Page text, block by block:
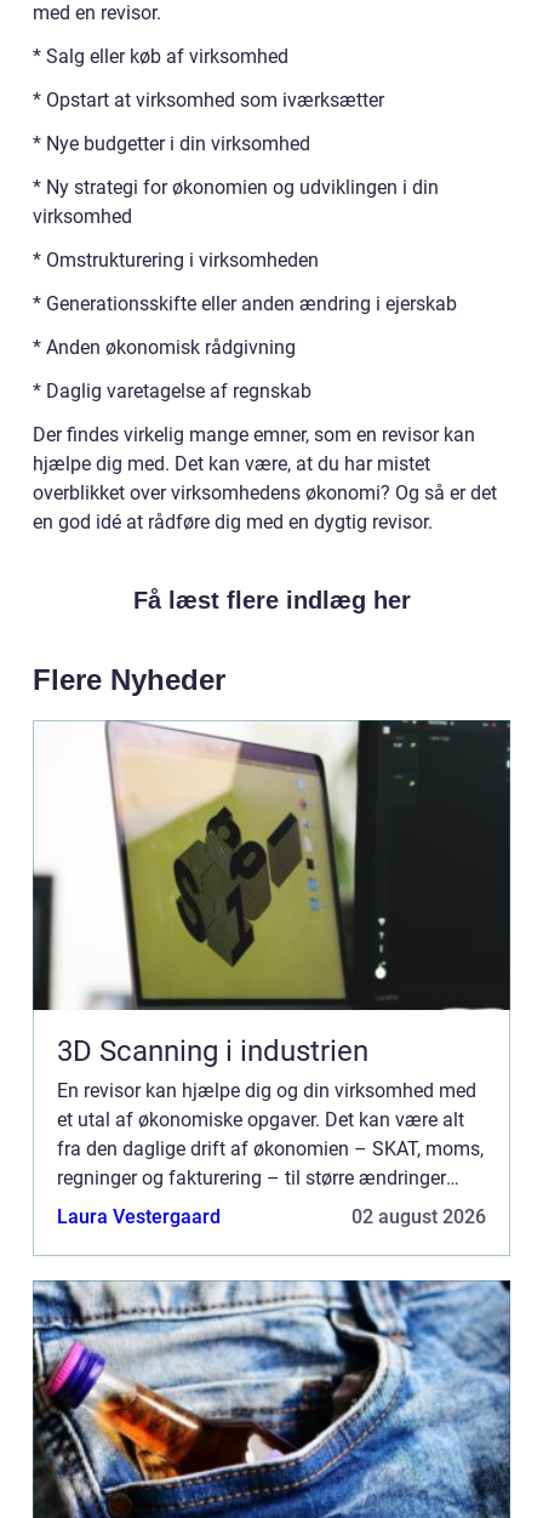
med en revisor.
* Salg eller køb af virksomhed
* Opstart at virksomhed som iværksætter
* Nye budgetter i din virksomhed
* Ny strategi for økonomien og udviklingen i din
virksomhed
* Omstrukturering i virksomheden
* Generationsskifte eller anden ændring i ejerskab
* Anden økonomisk rådgivning
* Daglig varetagelse af regnskab
Der findes virkelig mange emner, som en revisor kan
hjælpe dig med. Det kan være, at du har mistet
overblikket over virksomhedens økonomi? Og så er det
en god idé at rådføre dig med en dygtig revisor.
Få læst flere indlæg her
Flere Nyheder
3D Scanning i industrien
En revisor kan hjælpe dig og din virksomhed med
et utal af økonomiske opgaver. Det kan være alt
fra den daglige drift af økonomien – SKAT, moms,
regninger og fakturering – til større ændringer
som generationsskifte, strategiomlægning elle...
Laura Vestergaard 02 august 2026